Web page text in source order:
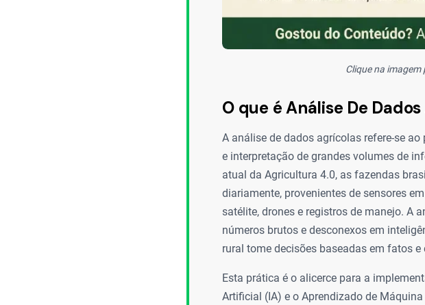
Clique na
O que é Análise De
A análise de dados agrícolas refere-se
e interpretação de grandes volumes de
atual da Agricultura 4.0, as fazendas
diariamente, provenientes de sensores
satélite, drones e registros de manejo. A
números brutos e desconexos em
rural tome decisões baseadas em fatos
Esta prática é o alicerce para a
Artificial (IA) e o Aprendizado de Máquina